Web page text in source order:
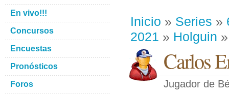
Inicio » Series »
2021 » Holguin
Carlos
Jugador de
En vivo!!!
Concursos
Encuestas
Pronósticos
Foros